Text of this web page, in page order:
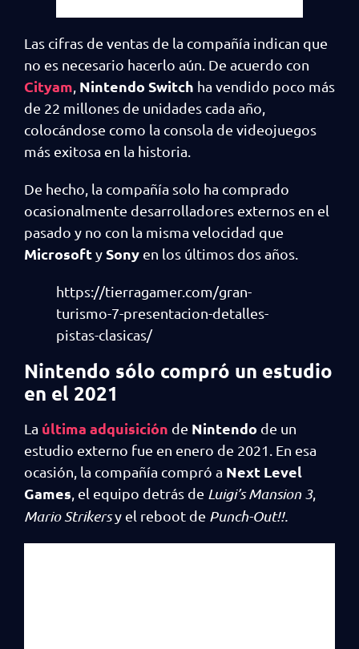
Las cifras de ventas de la compañía indican que
no es necesario hacerlo aún. De acuerdo con
Cityam Nintendo Switch ha vendido poco más
de 22 millones de unidades cada año,
colocándose como la consola de videojuegos
más exitosa en la historia.
De hecho, la compañía solo ha comprado
ocasionalmente desarrolladores externos en el
pasado y no con la misma velocidad que
MicrosoftySony en los últimos dos años.
https://tierragamer.com/gran-
turismo-7-presentacion-detalles-
pistas-clasicas/
Nintendo sólo compró un estudio
en el 2021
La última adquisición de Nintendo de un
estudio externo fue en enero de 2021. En esa
ocasión, la compañía compró a Next Level
Games , el equipo detrás de Luigi’s Mansion 3,
Mario Strikersy el reboot de Punch-Out!!.